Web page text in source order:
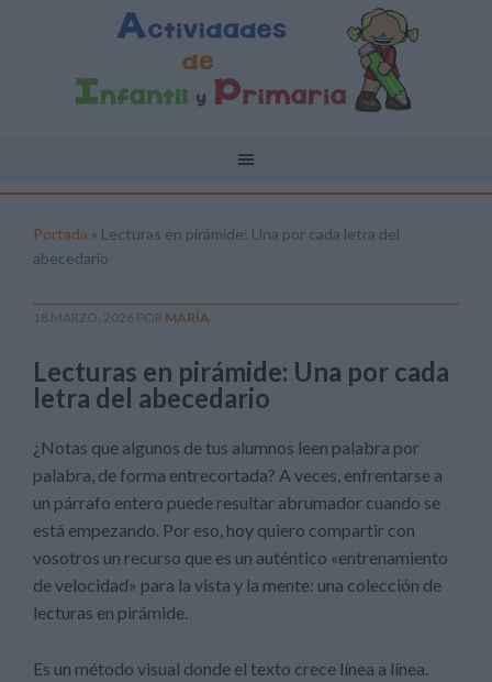
Portada » Lecturas en pirámide: Una por cada letra del
abecedario
18 MARZO, 2026 POR MARÍA
Lecturas en pirámide: Una por cada
letra del abecedario
¿Notas que algunos de tus alumnos leen palabra por
palabra, de forma entrecortada? A veces, enfrentarse a
un párrafo entero puede resultar abrumador cuando se
está empezando. Por eso, hoy quiero compartir con
vosotros un recurso que es un auténtico «entrenamiento
de velocidad» para la vista y la mente: una colección de
lecturas en pirámide.
Es un método visual donde el texto crece línea a línea.